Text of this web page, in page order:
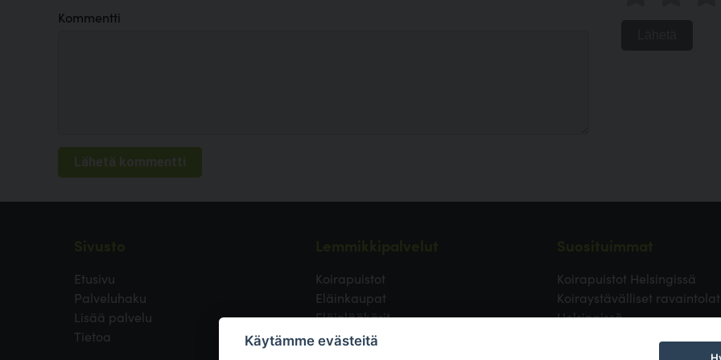
Kommentti
Etusivu
Palveluhaku
Lisää palvelu
Tietoa
Koirapuistot
Eläinkaupat
Eläinlääkärit
Koiraystävälliset ravintolat
Koirapuistot Helsingissä
Koiraystävälliset ravaintolat
Helsingissä
Käytämme evästeitä